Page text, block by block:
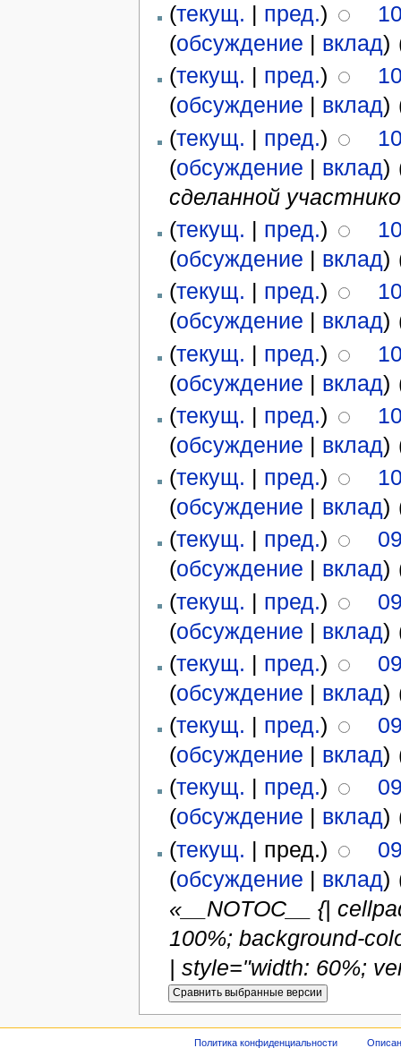
(текущ. | пред.)
(обсуждение | вклад)
(текущ. | пред.)
(обсуждение | вклад)
(текущ. | пред.)
(обсуждение | вклад)
сделанной
(текущ. | пред.)
(обсуждение | вклад)
(текущ. | пред.)
(обсуждение | вклад)
(текущ. | пред.)
(обсуждение | вклад)
(текущ. | пред.)
(обсуждение | вклад)
(текущ. | пред.)
(обсуждение | вклад)
(текущ. | пред.)
(обсуждение | вклад)
(текущ. | пред.)
(обсуждение | вклад)
(текущ. | пред.)
(обсуждение | вклад)
(текущ. | пред.)
(обсуждение | вклад)
(текущ. | пред.)
(обсуждение | вклад)
(текущ. | пред.)
(обсуждение | вклад)
«__NOTOC__ {|
100%; background-
| style="width: 60%;
Политика конфиденциальности